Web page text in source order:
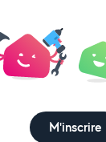
M'inscrire